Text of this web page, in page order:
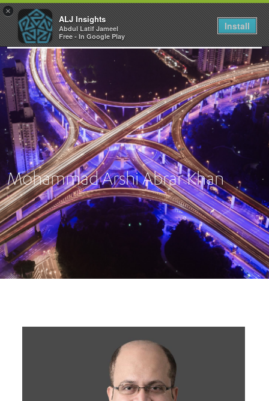
×
ALJ Insights
Abdul Latif Jameel
Free - In Google Play
Install
Toggle
navigation
Mohammad Arshi Abrar Khan